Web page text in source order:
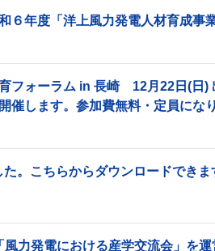
６年度「洋上風力発電人材育成事
フォーラム in 長崎 12月22日(日)
催します。参加費無料・定員にな
。こちらからダウンロードできま
力発電における産学交流会」を